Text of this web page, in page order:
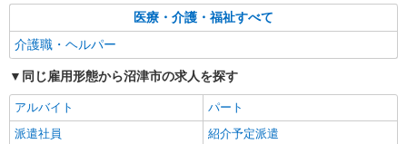
日）＝31万6800円 ◆昇給あり ◆支払い方法 ※日
払い/週払い/月払い対応も可能です。詳しくは面談
当社規定あり
◆JR御殿場線「大岡駅」 ◆JR東海道本線「片浜
駅」 ★その他、近隣に多数勤務地あります！
キープ
派遣社員
レバウェル株式会社
［1］介護福祉士 ［2］初任者研修/2級ヘルパ
医療・介護・福祉すべて
介護職・ヘルパー
同じ雇用形態から沼津市の求人を探す
アルバイト
パート
派遣社員
紹介予定派遣